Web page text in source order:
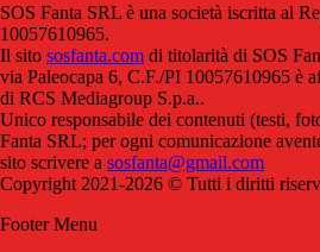
SOS Fanta SRL è una società iscritta al
10057610965.
Il sito sosfanta.com di titolarità di SOS
via Paleocapa 6, C.F./PI 10057610965 è
di RCS Mediagroup S.p.a..
Unico responsabile dei contenuti (testi,
Fanta SRL; per ogni comunicazione
sito scrivere a sosfanta@gmail.com
Copyright 2021-2026 © Tutti i diritti
Footer Menu